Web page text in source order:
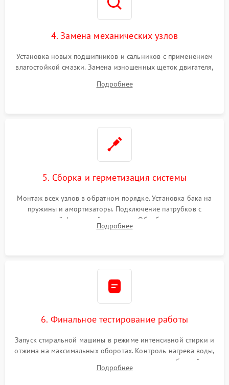
4. Замена механических узлов
Установка новых подшипников и сальников с применением
влагостойкой смазки. Замена изношенных щеток двигателя,
или поврежденной резиновой манжеты.
Подробнее
5. Сборка и герметизация системы
Монтаж всех узлов в обратном порядке. Установка бака на
пружины и амортизаторы. Подключение патрубков с
надежной фиксацией хомутами. Обработка стыков
герметиком для предотвращения возможных протечек воды.
Подробнее
6. Финальное тестирование работы
Запуск стиральной машины в режиме интенсивной стирки и
отжима на максимальных оборотах. Контроль нагрева воды,
корректности слива, отсутствия излишних вибраций,
посторонних стуков и протечек под корпусом.
Подробнее